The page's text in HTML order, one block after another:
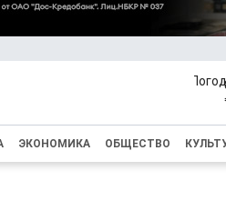
ЭКОНОМИКА ОБЩЕСТВО